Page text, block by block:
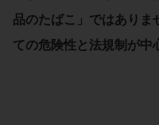
品のたばこ」ではありま
ての危険性と法規制が中